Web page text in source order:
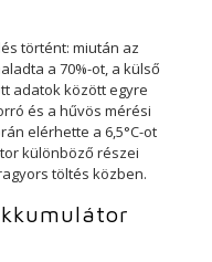
történt: miután az
a 70%-ot, a külső
adatok között egyre
és a hűvös mérési
elérhette a 6,5°C-ot
különböző részei
töltés közben.